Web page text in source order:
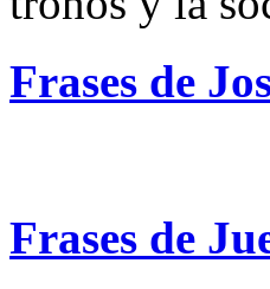
Frases de
Frases de